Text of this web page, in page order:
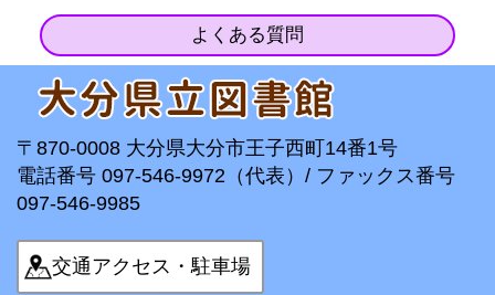
よくある質問
〒870-0008 大分県大分市王子西町14番1号
電話番号 097-546-9972（代表）/ ファックス番号
097-546-9985
交通アクセス・駐車場